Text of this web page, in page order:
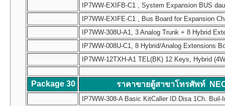
IP7WW-EXIFB-C1 , System Expansion BUS
IP7WW-EXIFE-C1 , Bus Board for Expansion
IP7WW-308U-A1, 3 Analog Trunk + 8 Hybrid
IP7WW-008U-C1, 8 Hybrid/Analog Extensions
IP7WW-12TXH-A1 TEL(BK) 12 Keys, Hybrid
Package 30 ราคาขายตู้สาขาโทรศัพท์
IP7WW-308-A Basic KitCaller ID.Disa 1Ch.